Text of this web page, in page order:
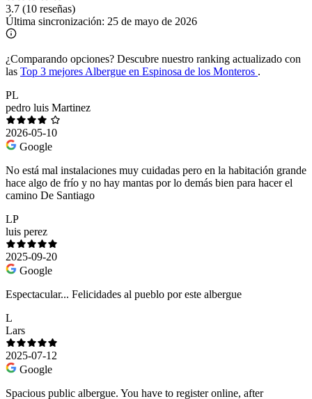
3.7 (10 reseñas)
Última sincronización: 25 de mayo de 2026
¿Comparando opciones? Descubre nuestro ranking actualizado con
las Top 3 mejores Albergue en Espinosa de los Monteros .
PL
pedro luis Martinez
2026-05-10
Google
No está mal instalaciones muy cuidadas pero en la habitación grande
hace algo de frío y no hay mantas por lo demás bien para hacer el
camino De Santiago
LP
luis perez
2025-09-20
Google
Espectacular... Felicidades al pueblo por este albergue
L
Lars
2025-07-12
Google
Spacious public albergue. You have to register online, after